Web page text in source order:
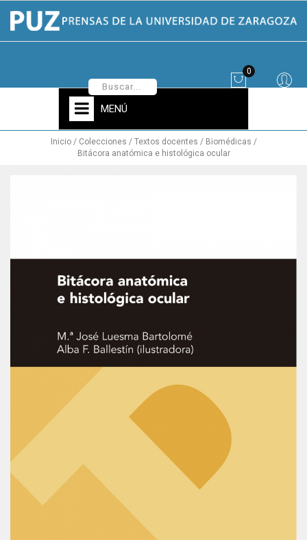
0
MENÚ
Inicio Colecciones Textos docentes
Biomédicas
Bitácora anatómica e histológica ocular